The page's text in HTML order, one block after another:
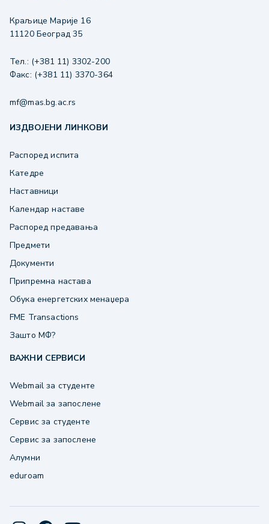
Краљице Марије 16
11120 Београд 35
Тел.: (+381 11) 3302-200
Факс: (+381 11) 3370-364
mf@mas.bg.ac.rs
ИЗДВОЈЕНИ ЛИНКОВИ
Распоред испита
Катедре
Наставници
Календар наставе
Распоред предавања
Предмети
Документи
Припремна настава
Обука енергетских менаџера
FME Transactions
Зашто МФ?
ВАЖНИ СЕРВИСИ
Webmail за студенте
Webmail за запослене
Сервис за студенте
Сервис за запослене
Алумни
eduroam